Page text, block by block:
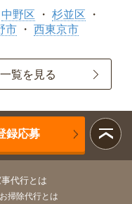
中野区
杉並区
市 西東京市
覧を見る
録応募
代行とは
お掃除代行とは